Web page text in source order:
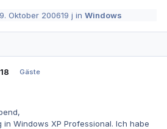
Oktober 200619 j inWindows
Gäste
Windows XP Professional. Ich habe